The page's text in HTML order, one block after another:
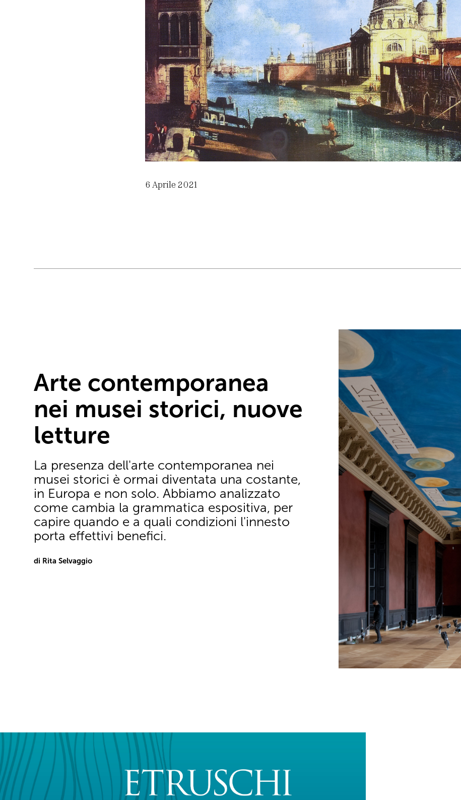
6 Aprile 2021
Arte contemporanea
nei musei storici, nuove
letture
La presenza dell'arte contemporanea nei
musei storici è ormai diventata una costante,
in Europa e non solo. Abbiamo analizzato
come cambia la grammatica espositiva, per
capire quando e a quali condizioni l'innesto
porta effettivi benefici.
di Rita Selvaggio